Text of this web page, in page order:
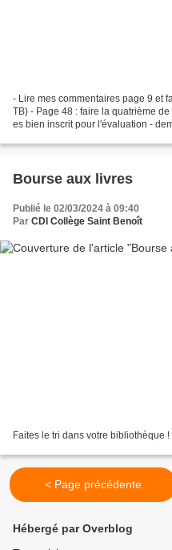
- Lire mes commentaires page 9 et
TB) - Page 48 : faire la quatrième
es bien inscrit pour l'évaluation -
Bourse aux livres
Publié le 02/03/2024 à 09:40
Par CDI Collège Saint Benoît
Faites le tri dans votre bibliothèque
< Page précédente
Hébergé par Overblog